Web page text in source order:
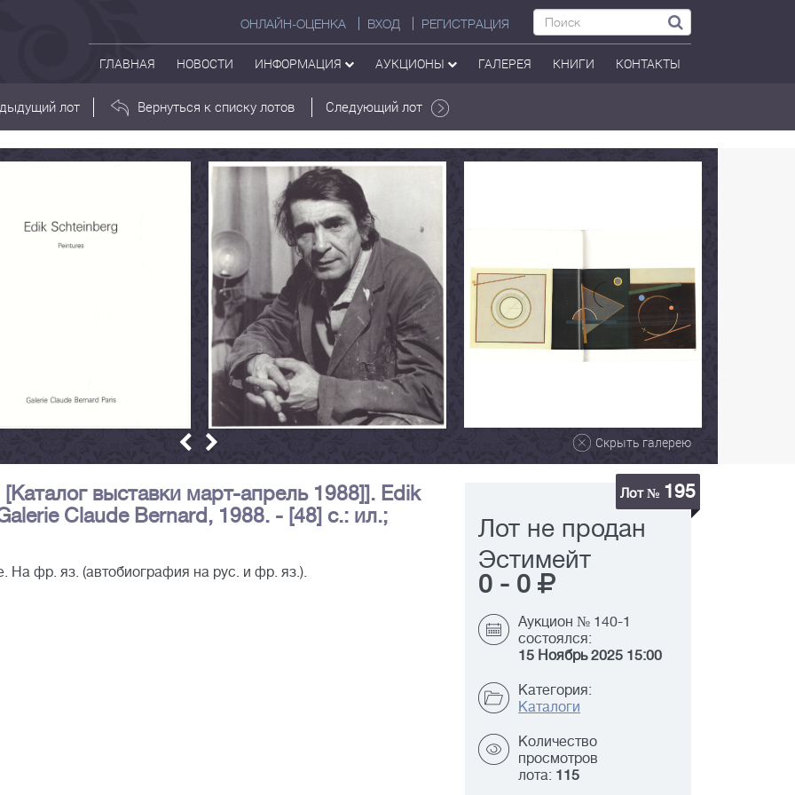
ОНЛАЙН-ОЦЕНКА ВХОД РЕГИСТРАЦИЯ
ГЛАВНАЯ НОВОСТИ ИНФОРМАЦИЯ АУКЦИОНЫ ГАЛЕРЕЯ КНИГИ КОНТАКТЫ
лот Вернуться к списку лотов Следующий лот
Скрыть галерею
выставки март-апрель 1988]]. Edik
Claude Bernard, 1988. - [48] с.: ил.;
На фр. яз. (автобиография на рус. и фр. яз.).
Лот № 195
Лот не продан
Эстимейт
0 - 0
Аукцион № 140-1
состоялся:
15 Ноябрь 2025 15:00
Категория:
Каталоги
Количество
просмотров
лота: 115